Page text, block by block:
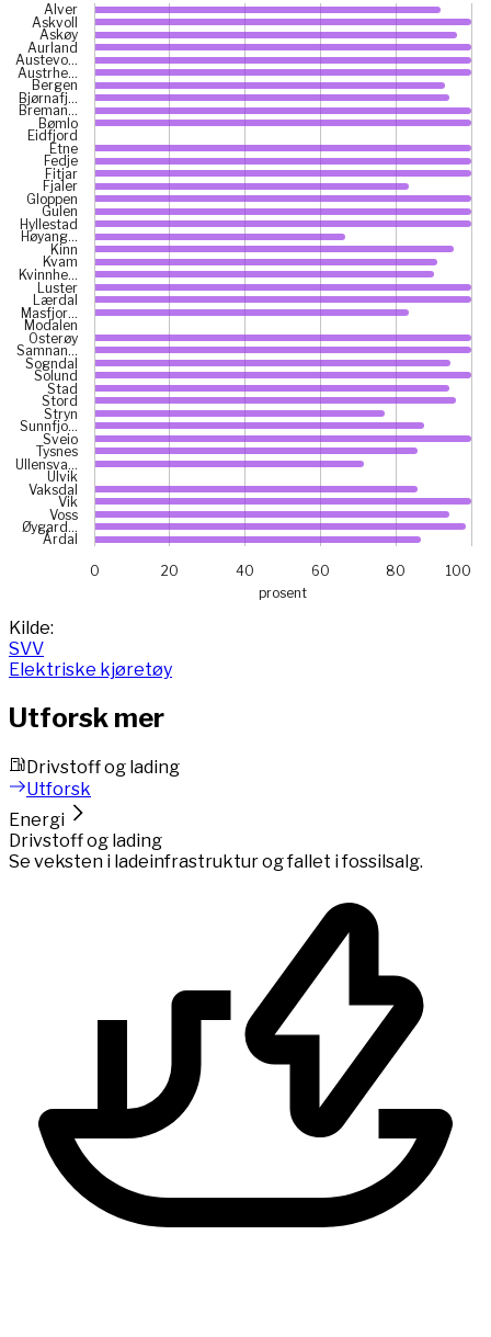
Bar chart with 43 bars.
View as data table, Chart
The chart has 1 X axis displaying categories.
The chart has 1 Y axis displaying prosent. Data ranges
prosent
Alver
Askøy
Austevo…
Bergen
Breman…
Eidfjord
Fedje
Fjaler
Gulen
Høyang…
Kvam
Luster
Masfjor…
Osterøy
Sogndal
Stad
Stryn
Sveio
Ullensva…
Vaksdal
Voss
Årdal
Askvoll
Aurland
Austrhe…
Bjørnafj…
Bømlo
Etne
Fitjar
Gloppen
Hyllestad
Kinn
Kvinnhe…
Lærdal
Modalen
Samnan…
Solund
Stord
Sunnfjo…
Tysnes
Ulvik
Vik
Øygard…
0 20 40 60 80 100
End of interactive chart.
Kilde:
SVV
Elektriske kjøretøy
Utforsk mer
Drivstoff og lading
Utforsk
Energi
Drivstoff og lading
Se veksten i ladeinfrastruktur og fallet i fossilsalg.